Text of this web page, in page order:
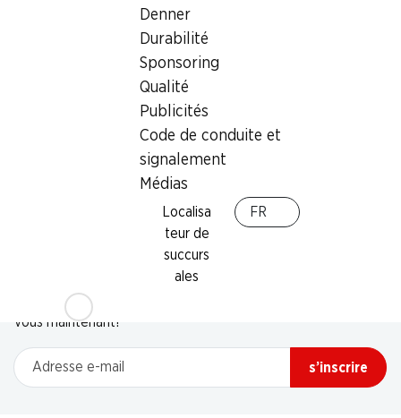
Denner
Durabilité
Sponsoring
Qualité
Publicités
Code de conduite et
signalement
Médias
Localisa
teur de
succurs
ales
FR
Restez au courant grâce à la newsletter Denner. Inscrivez-
vous maintenant!
Adresse e-mail
s’inscrire